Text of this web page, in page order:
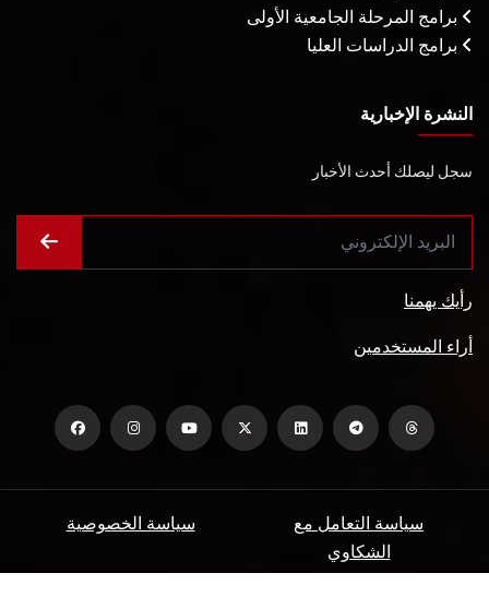
برامج المرحلة الجامعية الأولى
برامج الدراسات العليا
النشرة الإخبارية
سجل ليصلك أحدث الأخبار
رأيك يهمنا
أراء المستخدمين
سياسة الخصوصية
سياسة التعامل مع
الشكاوي